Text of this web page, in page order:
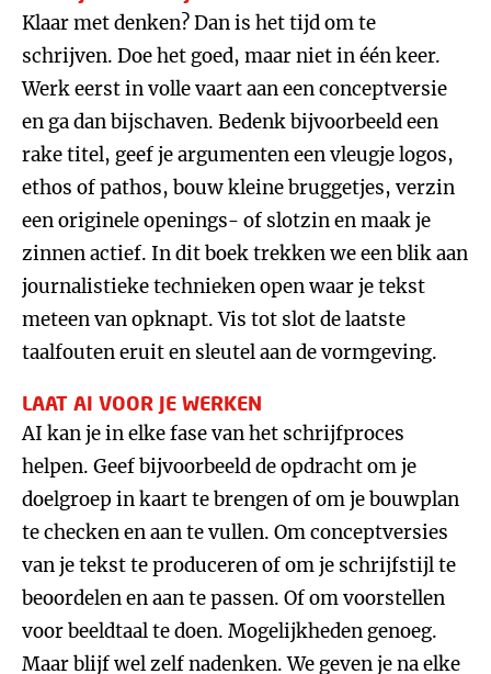
Klaar met denken? Dan is het tijd om te
schrijven. Doe het goed, maar niet in één keer.
Werk eerst in volle vaart aan een conceptversie
en ga dan bijschaven. Bedenk bijvoorbeeld een
rake titel, geef je argumenten een vleugje logos,
ethos of pathos, bouw kleine bruggetjes, verzin
een originele openings- of slotzin en maak je
zinnen actief. In dit boek trekken we een blik aan
journalistieke technieken open waar je tekst
meteen van opknapt. Vis tot slot de laatste
taalfouten eruit en sleutel aan de vormgeving.
LAAT AI VOOR JE WERKEN
AI kan je in elke fase van het schrijfproces
helpen. Geef bijvoorbeeld de opdracht om je
doelgroep in kaart te brengen of om je bouwplan
te checken en aan te vullen. Om conceptversies
van je tekst te produceren of om je schrijfstijl te
beoordelen en aan te passen. Of om voorstellen
voor beeldtaal te doen. Mogelijkheden genoeg.
Maar blijf wel zelf nadenken. We geven je na elke